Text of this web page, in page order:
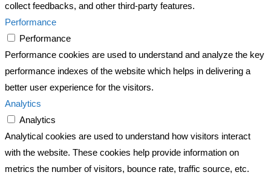
collect feedbacks, and other third-party features.
Performance
Performance
Performance cookies are used to understand and analyze the key
performance indexes of the website which helps in delivering a
better user experience for the visitors.
Analytics
Analytics
Analytical cookies are used to understand how visitors interact
with the website. These cookies help provide information on
metrics the number of visitors, bounce rate, traffic source, etc.